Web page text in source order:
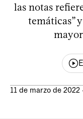
las notas
temáticas”
11 de marzo de 2022